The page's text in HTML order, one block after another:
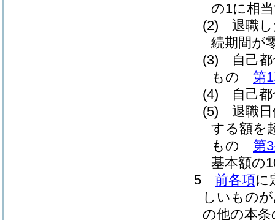
の1に相
(2)
退職
続期間が
(3)
自己
もの 第
(4)
自己
(5)
退職
する額を
もの 第
基本額の
5
前各項に
しいもの
の他の本